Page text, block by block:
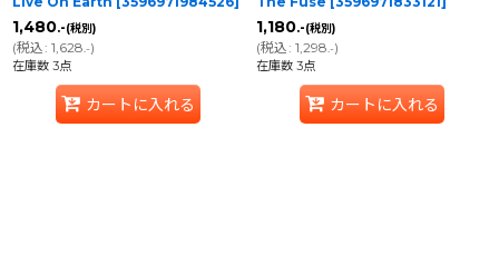
1,480.-(税別)
(税込: 1,628.-)
在庫数 3点
カートに入れる
1,180.-(税別)
(税込: 1,298.-)
在庫数 3点
カートに入れる